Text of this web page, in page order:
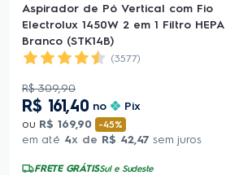
Aspirador de Pó Vertical com Fio
Electrolux 1450W 2 em 1 Filtro HEPA
Branco (STK14B)
(3577)
R$ 309,90
R$ 161,40 no
Pix
ou R$ 169,90 -45%
em até 4x de R$ 42,47 sem juros
FRETE GRÁTISSul e Sudeste